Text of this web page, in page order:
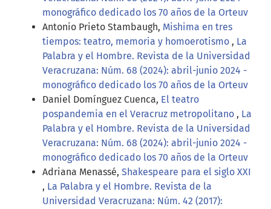
monográfico dedicado los 70 años de la Orteuv
Antonio Prieto Stambaugh, Mishima en tres
tiempos: teatro, memoria y homoerotismo , La
Palabra y el Hombre. Revista de la Universidad
Veracruzana: Núm. 68 (2024): abril-junio 2024 -
monográfico dedicado los 70 años de la Orteuv
Daniel Domínguez Cuenca, El teatro
pospandemia en el Veracruz metropolitano , La
Palabra y el Hombre. Revista de la Universidad
Veracruzana: Núm. 68 (2024): abril-junio 2024 -
monográfico dedicado los 70 años de la Orteuv
Adriana Menassé, Shakespeare para el siglo XXI
, La Palabra y el Hombre. Revista de la
Universidad Veracruzana: Núm. 42 (2017):